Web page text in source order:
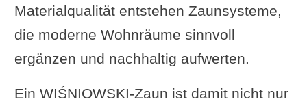
Materialqualität entstehen Zaunsysteme,
die moderne Wohnräume sinnvoll
ergänzen und nachhaltig aufwerten.
Ein WIŚNIOWSKI-Zaun ist damit nicht nur